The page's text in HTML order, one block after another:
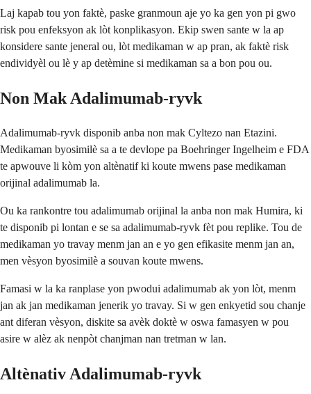
Laj kapab tou yon faktè, paske granmoun aje yo ka gen yon pi gwo
risk pou enfeksyon ak lòt konplikasyon. Ekip swen sante w la ap
konsidere sante jeneral ou, lòt medikaman w ap pran, ak faktè risk
endividyèl ou lè y ap detèmine si medikaman sa a bon pou ou.
Non Mak Adalimumab-ryvk
Adalimumab-ryvk disponib anba non mak Cyltezo nan Etazini.
Medikaman byosimilè sa a te devlope pa Boehringer Ingelheim e FDA
te apwouve li kòm yon altènatif ki koute mwens pase medikaman
orijinal adalimumab la.
Ou ka rankontre tou adalimumab orijinal la anba non mak Humira, ki
te disponib pi lontan e se sa adalimumab-ryvk fèt pou replike. Tou de
medikaman yo travay menm jan an e yo gen efikasite menm jan an,
men vèsyon byosimilè a souvan koute mwens.
Famasi w la ka ranplase yon pwodui adalimumab ak yon lòt, menm
jan ak jan medikaman jenerik yo travay. Si w gen enkyetid sou chanje
ant diferan vèsyon, diskite sa avèk doktè w oswa famasyen w pou
asire w alèz ak nenpòt chanjman nan tretman w lan.
Altènativ Adalimumab-ryvk